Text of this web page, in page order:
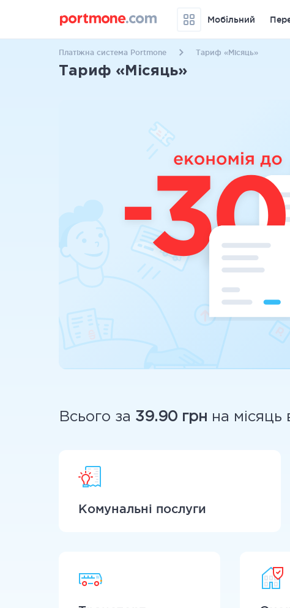
Мобільний
Платіжна система Portmone Тариф «Місяць»
Тариф «Місяць»
Всього за 39.90 грн на місяць
Комунальні послуги